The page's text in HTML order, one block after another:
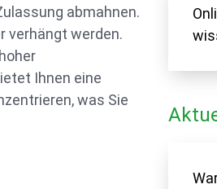
abmahnen.
verhängt werden.
Ihnen eine
was Sie